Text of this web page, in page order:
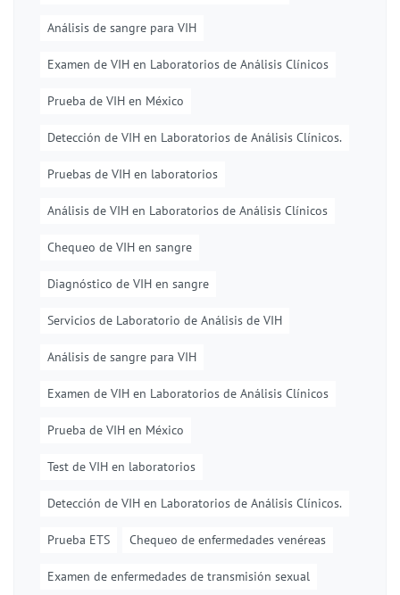
Análisis de sangre para VIH
Examen de VIH en Laboratorios de Análisis Clínicos
Prueba de VIH en México
Detección de VIH en Laboratorios de Análisis Clínicos.
Pruebas de VIH en laboratorios
Análisis de VIH en Laboratorios de Análisis Clínicos
Chequeo de VIH en sangre
Diagnóstico de VIH en sangre
Servicios de Laboratorio de Análisis de VIH
Análisis de sangre para VIH
Examen de VIH en Laboratorios de Análisis Clínicos
Prueba de VIH en México
Test de VIH en laboratorios
Detección de VIH en Laboratorios de Análisis Clínicos.
Prueba ETS Chequeo de enfermedades venéreas
Examen de enfermedades de transmisión sexual